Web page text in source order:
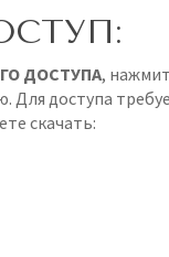
ДОСТУПА,
Для доступа
скачать: